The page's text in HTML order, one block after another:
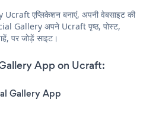
एप्लिकेशन बनाएं, अपनी वेबसाइट की
Gallery अपने Ucraft पृष्ठ, पोस्ट,
पर जोड़ें साइट।
App on Ucraft:
Gallery App